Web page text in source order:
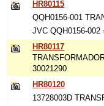
HR80115
QQH0156-001
JVC QQH0156-002
HR80117
30021290
HR80120
13728003D